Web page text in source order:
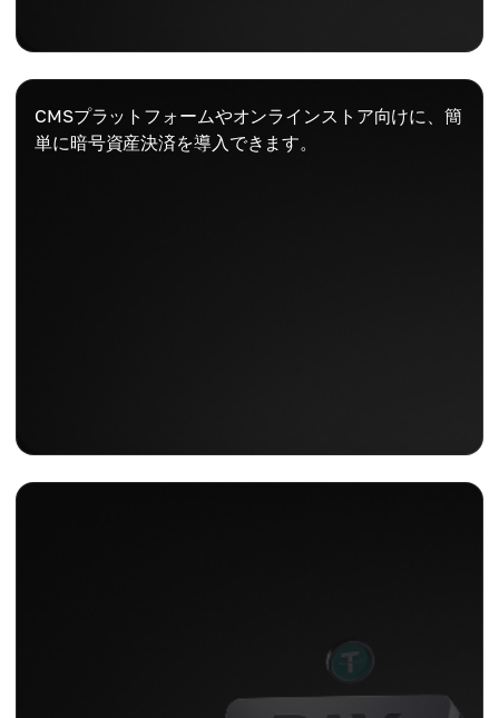
CMSプラットフォームやオンラインストア向けに、簡
単に暗号資産決済を導入できます。